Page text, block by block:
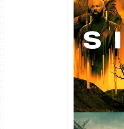
Silo 1ª
720p/